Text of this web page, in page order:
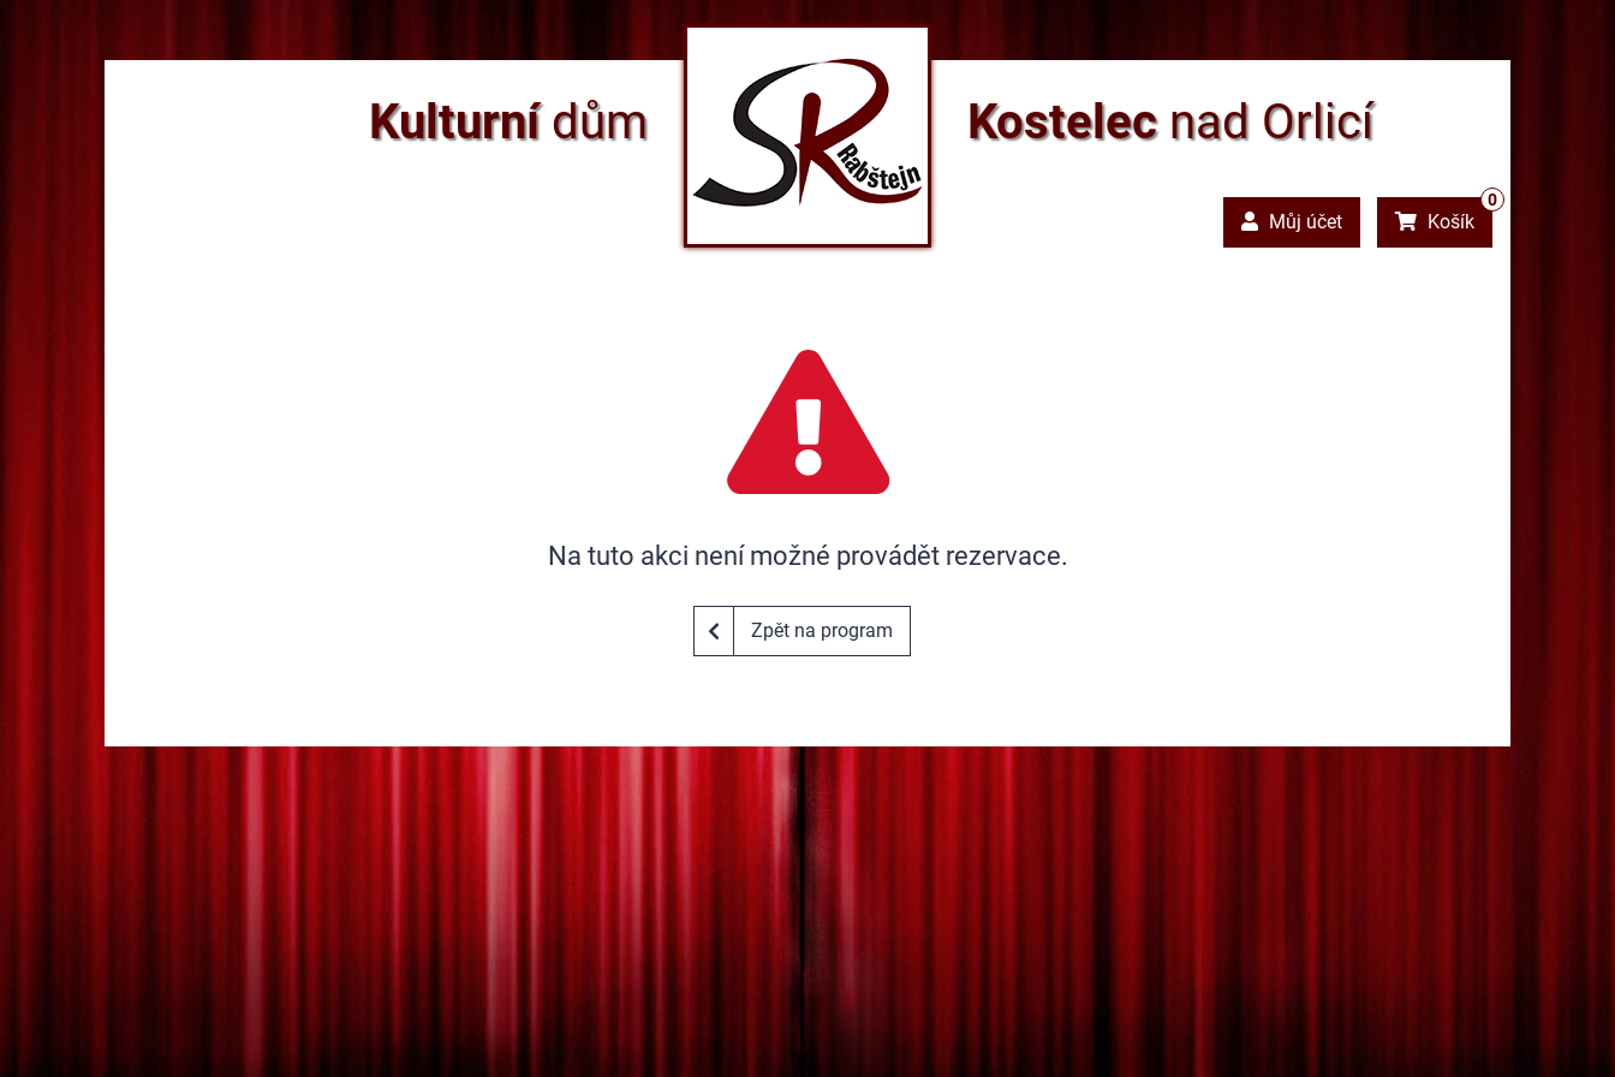
Kulturní dům Kostelec nad Orlicí
Můj účet Košík
0
Na tuto akci není možné provádět rezervace.
Zpět na program